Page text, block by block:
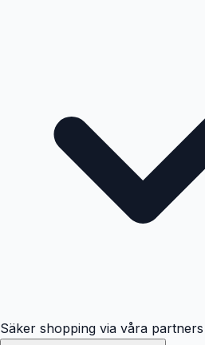
Säker shopping via våra partners